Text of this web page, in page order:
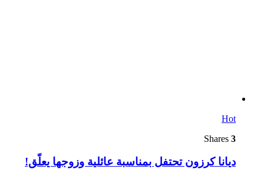
Hot
3
ديانا كرزون تحتفل بمناسبة عائلية وزوجها يعلّق!